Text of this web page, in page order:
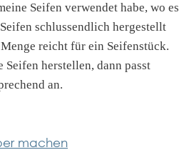
Seifen verwendet habe, wo es
schlussendlich hergestellt
reicht für ein Seifenstück.
herstellen, dann passt
an.